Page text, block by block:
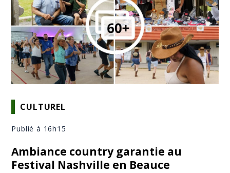
CULTUREL
Publié à 16h15
Ambiance country garantie au
Festival Nashville en Beauce